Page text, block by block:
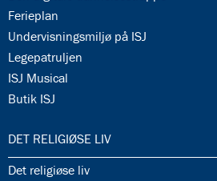
34.13:
Ferieplan
34.14:
Undervisningsmiljø på ISJ
34.15:
Legepatruljen
34.16:
ISJ Musical
34.17:
Butik ISJ
35.0:
DET RELIGIØSE LIV
35.1:
Det religiøse liv